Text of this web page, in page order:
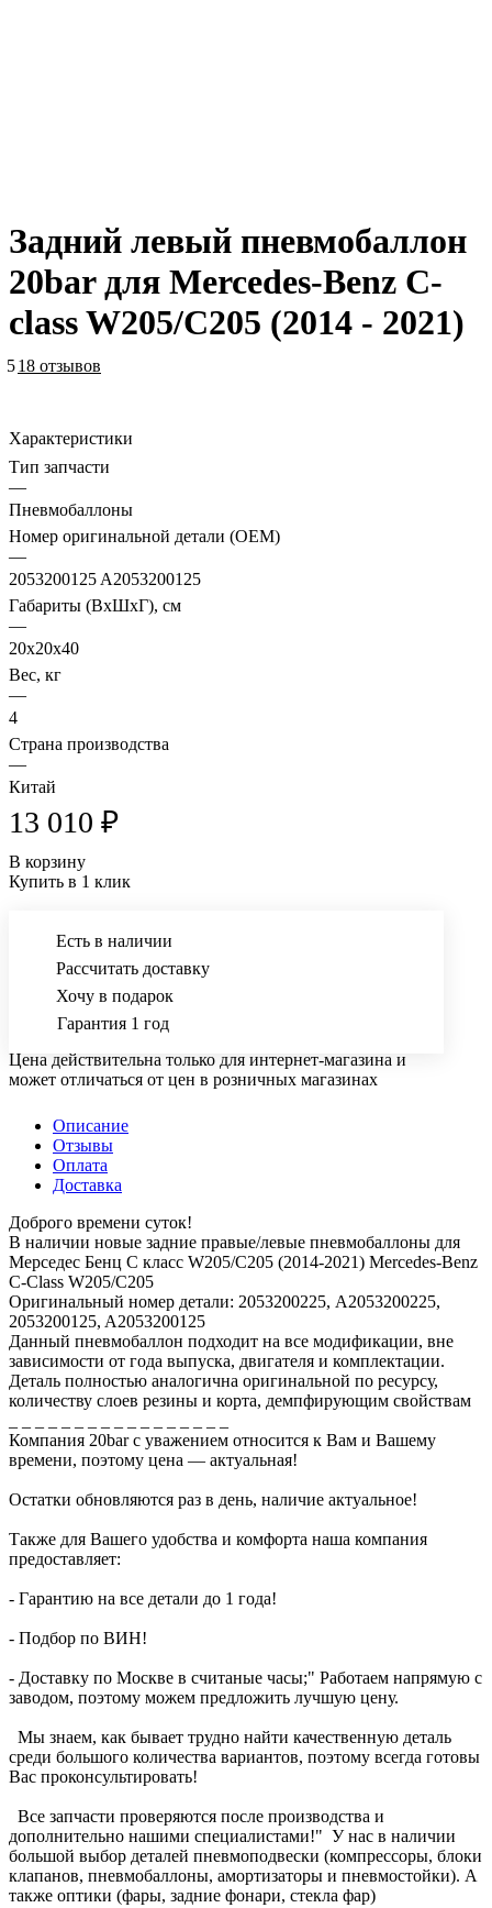
Задний левый пневмобаллон
20bar для Mercedes-Benz C-
class W205/C205 (2014 - 2021)
518 отзывов
Характеристики
Тип запчасти
—
Пневмобаллоны
Номер оригинальной детали (OEM)
—
2053200125 A2053200125
Габариты (ВхШхГ), см
—
20x20x40
Вес, кг
—
4
Страна производства
—
Китай
13 010 ₽
В корзину
Купить в 1 клик
Есть в наличии
Рассчитать доставку
Хочу в подарок
Гарантия 1 год
Цена действительна только для интернет-магазина и
может отличаться от цен в розничных магазинах
Описание
Отзывы
Оплата
Доставка
Доброго времени суток!
В наличии новые задние правые/левые пневмобаллоны для
Мерседес Бенц С класс W205/C205 (2014-2021) Mercedes-Benz
C-Class W205/C205
Оригинальный номер детали: 2053200225, A2053200225,
2053200125, A2053200125
Данный пневмобаллон подходит на все модификации, вне
зависимости от года выпуска, двигателя и комплектации.
Деталь полностью аналогична оригинальной по ресурсу,
количеству слоев резины и корта, демпфирующим свойствам
Компания 20bar c уважением относится к Вам и Вашему
времени, поэтому цена — актуальная!
Остатки обновляются раз в день, наличие актуальное!
Также для Вашего удобства и комфорта наша компания
предоставляет:
- Гарантию на все детали до 1 года!
- Подбор по ВИН!
- Доставку по Москве в считаные часы;" Работаем напрямую с
заводом, поэтому можем предложить лучшую цену.
Мы знаем, как бывает трудно найти качественную деталь
среди большого количества вариантов, поэтому всегда готовы
Вас проконсультировать!
Все запчасти проверяются после производства и
дополнительно нашими специалистами!" У нас в наличии
большой выбор деталей пневмоподвески (компрессоры, блоки
клапанов, пневмобаллоны, амортизаторы и пневмостойки). А
также оптики (фары, задние фонари, стекла фар)